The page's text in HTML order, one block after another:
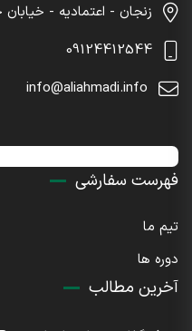
زنجان - اعتمادیه - خیابان
09124412544
info@aliahmadi.info
فهرست سفارشی
تیم ما
دوره ها
آخرین مطالب